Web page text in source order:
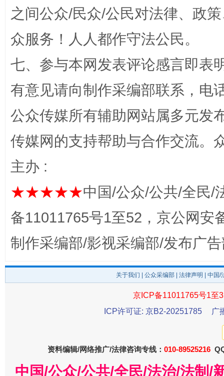
“
之间公众/民众/公民对法律、政
众服务！人人都作守法公民。
七、参与本网发表评论感言即表
有意见请向制作采编部联系，电
公众传媒所有辅助网站属多元发
传媒网的支持帮助与合作交流。
主办 :
★★★★★中国/公众/公共/全民/
备11011765号1至52，京公网安
制作采编部/影视采编部/发布广
关于我们 公众采编部 法律声明 | 中国
京ICP备11011765号1至
ICP许可证: 京B2-20251785
广
资料编辑/网络推广/法律咨询专线： 010-89525216
中国/公众/公共/全民/法治/法制/